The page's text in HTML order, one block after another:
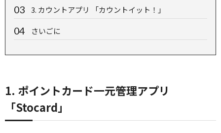
3. カウントアプリ 「カウントイット！」
さいごに
1. ポイントカード一元管理アプリ
「Stocard」